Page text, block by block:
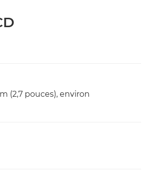
(2,7 pouces), environ